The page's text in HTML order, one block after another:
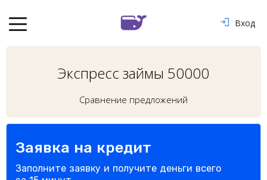
Вход
Экспресс займы 50000
Сравнение предложений